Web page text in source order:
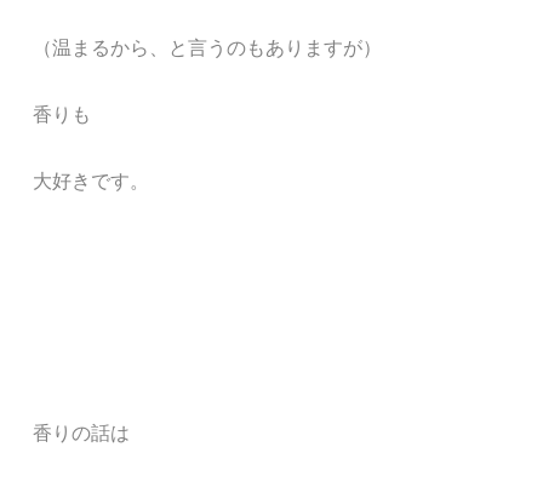
（温まるから、と言うのもありますが）
香りも
大好きです。
香りの話は